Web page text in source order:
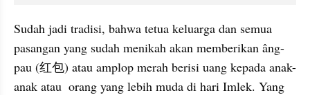
Sudah jadi tradisi, bahwa tetua keluarga dan semua
pasangan yang sudah menikah akan memberikan âng-
pau (红包) atau amplop merah berisi uang kepada anak-
anak atau  orang yang lebih muda di hari Imlek. Yang